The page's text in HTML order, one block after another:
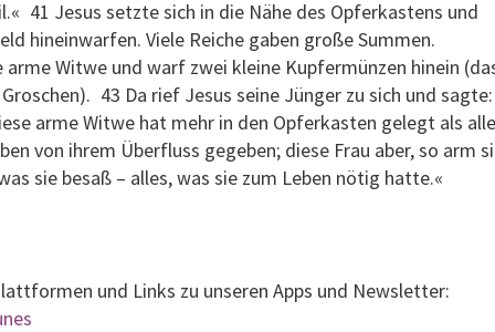
41 Jesus setzte sich in die Nähe des Opferkastens und
hineinwarfen. Viele Reiche gaben große Summen.
arme Witwe und warf zwei kleine Kupfermünzen hinein
43 Da rief Jesus seine Jünger zu sich und sagte:
arme Witwe hat mehr in den Opferkasten gelegt als alle
von ihrem Überfluss gegeben; diese Frau aber, so arm
sie besaß – alles, was sie zum Leben nötig hatte.«
und Links zu unseren Apps und Newsletter: